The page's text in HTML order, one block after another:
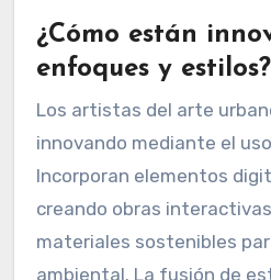
a menudo desafía las
arte. También se
espacio urbano como
con el entorno les otorga
dinámico a sus obras.
¿Cómo están
enfoques y estilos?